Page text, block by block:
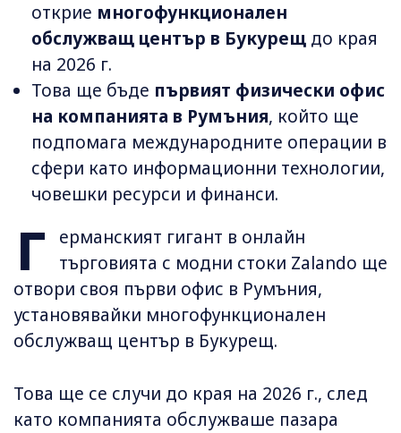
открие многофункционален
обслужващ център в Букурещ до края
на 2026 г.
Това ще бъде първият физически офис
на компанията в Румъния, който ще
подпомага международните операции в
сфери като информационни технологии,
човешки ресурси и финанси.
Г
ерманският гигант в онлайн
търговията с модни стоки Zalando ще
отвори своя първи офис в Румъния,
установявайки многофункционален
обслужващ център в Букурещ.
Това ще се случи до края на 2026 г., след
като компанията обслужваше пазара